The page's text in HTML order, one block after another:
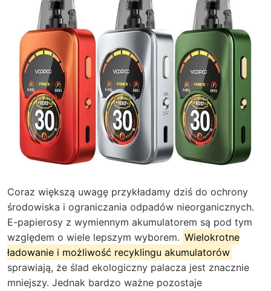
Coraz większą uwagę przykładamy dziś do ochrony
środowiska i ograniczania odpadów nieorganicznych.
E-papierosy z wymiennym akumulatorem są pod tym
względem o wiele lepszym wyborem. Wielokrotne
ładowanie i możliwość recyklingu akumulatorów
sprawiają, że ślad ekologiczny palacza jest znacznie
mniejszy. Jednak bardzo ważne pozostaje